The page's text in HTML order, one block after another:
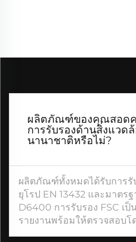
ผลิตภัณฑ์ของคุณสอดค
การรับรองด้านสิ่งแวด
นานาชาติหรือไม่?
ผลิตภัณฑ์ทั้งหมดได้รับการรั
ยุโรป EN 13432 และมาตร
D6400 การรับรอง FSC เป็
รายงานพร้อมให้ตรวจสอบโ